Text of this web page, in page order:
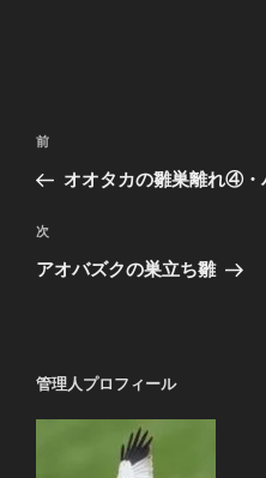
投
ナ
ビ
ゲ
ン
前
の
稿
前
オオタカの雛巣離れ④・
次
の
次
アオバズクの巣立ち雛
管理人プロフィール